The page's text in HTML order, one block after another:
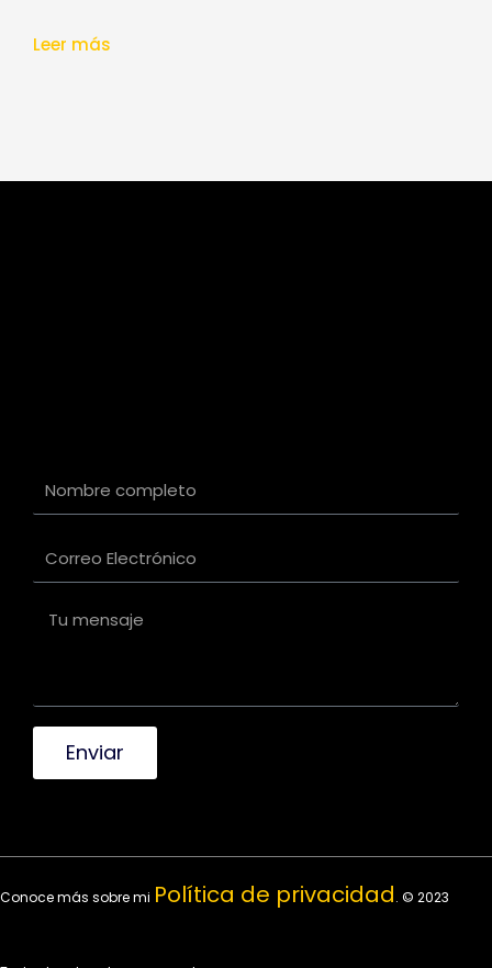
Leer más
Enviar
Conoce más sobre mi Política de privacidad. © 2023